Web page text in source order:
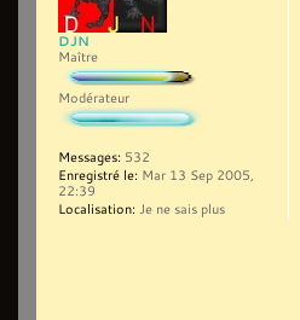
DJN
Maître
Modérateur
Messages: 532
Enregistré le: Mar 13 Sep 2005,
22:39
Localisation: Je ne sais plus